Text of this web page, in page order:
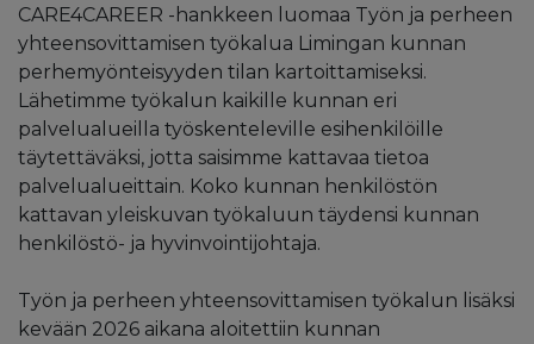
CARE4CAREER -hankkeen luomaa Työn ja perheen
yhteensovittamisen työkalua Limingan kunnan
perhemyönteisyyden tilan kartoittamiseksi.
Lähetimme työkalun kaikille kunnan eri
palvelualueilla työskenteleville esihenkilöille
täytettäväksi, jotta saisimme kattavaa tietoa
palvelualueittain. Koko kunnan henkilöstön
kattavan yleiskuvan työkaluun täydensi kunnan
henkilöstö- ja hyvinvointijohtaja.
Työn ja perheen yhteensovittamisen työkalun lisäksi
kevään 2026 aikana aloitettiin kunnan